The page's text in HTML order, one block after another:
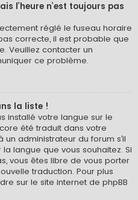
l’heure n’est toujours pas
réglé le fuseau horaire
correcte, il est probable que
Veuillez contacter un
ce problème.
la liste !
installé votre langue sur le
été traduit dans votre
administrateur du forum s’il
langue que vous souhaitez. Si
vous êtes libre de vous porter
traduction. Pour plus
sur le site internet de phpBB